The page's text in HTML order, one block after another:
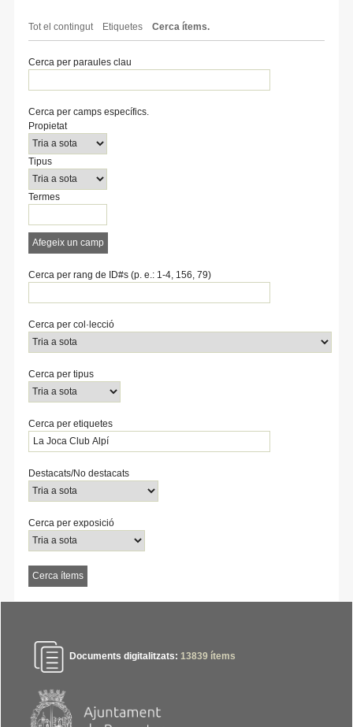
Tot el contingut Etiquetes Cerca ítems.
Cerca per paraules clau
Number
of
rows
in
"Cerca
per
específics.":
Cerca per camps específics.
Search
Property
Tipus
de
cerca
Termes
de
cerca
Search
Joiner
Propietat
Tipus
Termes
Afegeix un camp
Cerca per rang de ID#s (p. e.: 1-4, 156, 79)
Cerca per col·lecció
Cerca per tipus
Cerca per etiquetes
Destacats/No destacats
Cerca per exposició
Documents digitalitzats: 13839ítems